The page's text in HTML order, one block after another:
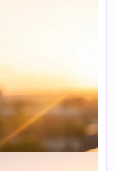
, 지나치게 편집, 스
.